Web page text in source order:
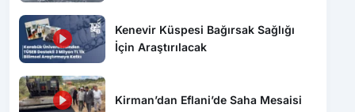
Kenevir Küspesi Bağırsak Sağlığı
İçin Araştırılacak
Kirman’dan Eflani’de Saha Mesaisi